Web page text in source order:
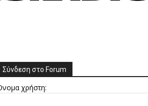
Σύνδεση στο Forum
χρήστη: